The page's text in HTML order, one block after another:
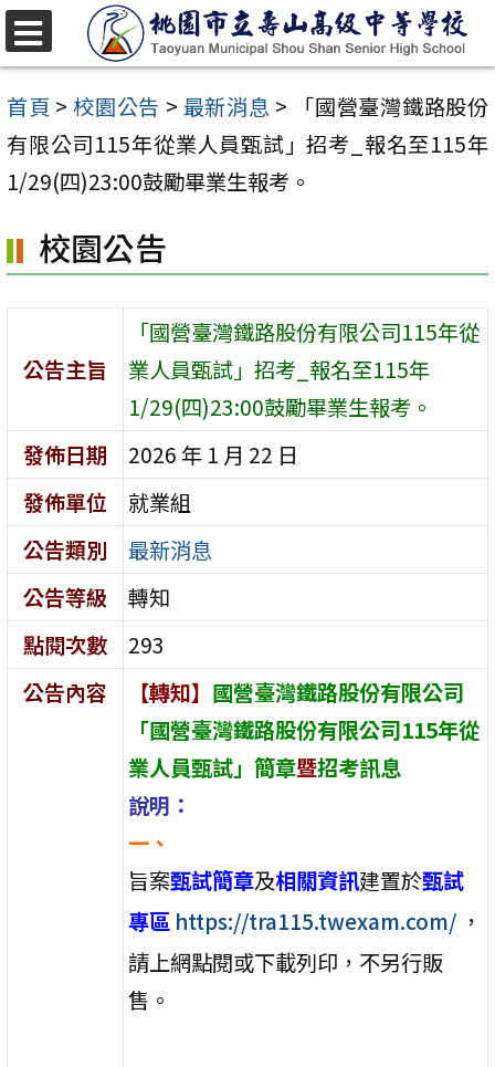
跳
至
主
要
內
區
首頁 > 校園公告 > 最新消息 >
「國營臺灣鐵路股份
有限公司115年從業人員甄試」招考_報名至115年
1/29(四)23:00鼓勵畢業生報考。
校園公告
公告主旨
「國營臺灣鐵路股份有限公司115年從
業人員甄試」招考_報名至115年
1/29(四)23:00鼓勵畢業生報考。
發佈日期
2026 年 1 月 22 日
發佈單位
就業組
公告類別
最新消息
公告等級
轉知
點閱次數
293
公告內容
【轉知】 國營臺灣鐵路股份有限公司
「國營臺灣鐵路股份有限公司115年從
業人員甄試」簡章暨招考訊息
說明：
一、
旨案甄試簡章及相關資訊建置於甄試
專區 https://tra115.twexam.com/ ，
請上網點閱或下載列印，不另行販
售。
選
單